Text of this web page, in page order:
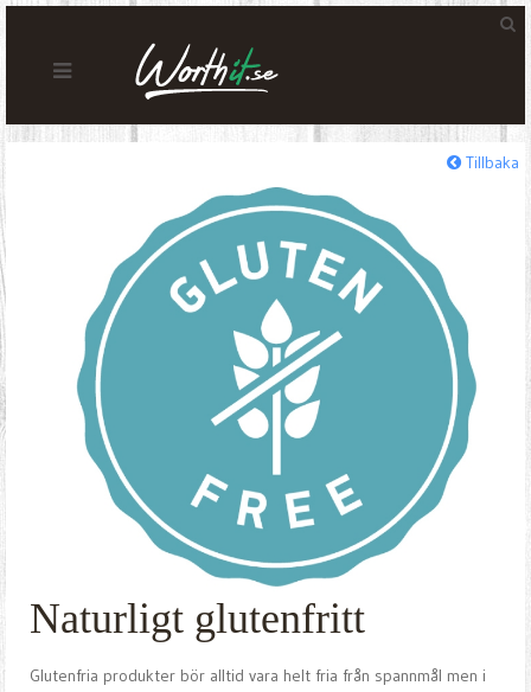
Tillbaka
Naturligt glutenfritt
Glutenfria produkter bör alltid vara helt fria från spannmål men i